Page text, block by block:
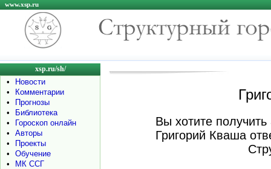
www.xsp.ru
xsp.ru/sh/
•
Новости
•
Комментарии
•
Прогнозы
•
Библиотека
•
Гороскоп онлайн
•
Авторы
•
Проекты
•
Обучение
•
МК ССГ
Вы хотите
Григорий Кваша